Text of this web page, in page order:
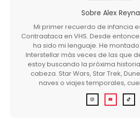
Sobre Alex Reyna
Mi primer recuerdo de infancia
Contraataca en VHS. Desde
ha sido mi lenguaje. He montado
Interstellar más veces de las que
estoy buscando la próxima
cabeza. Star Wars, Star Trek,
naves o viajes temporales,